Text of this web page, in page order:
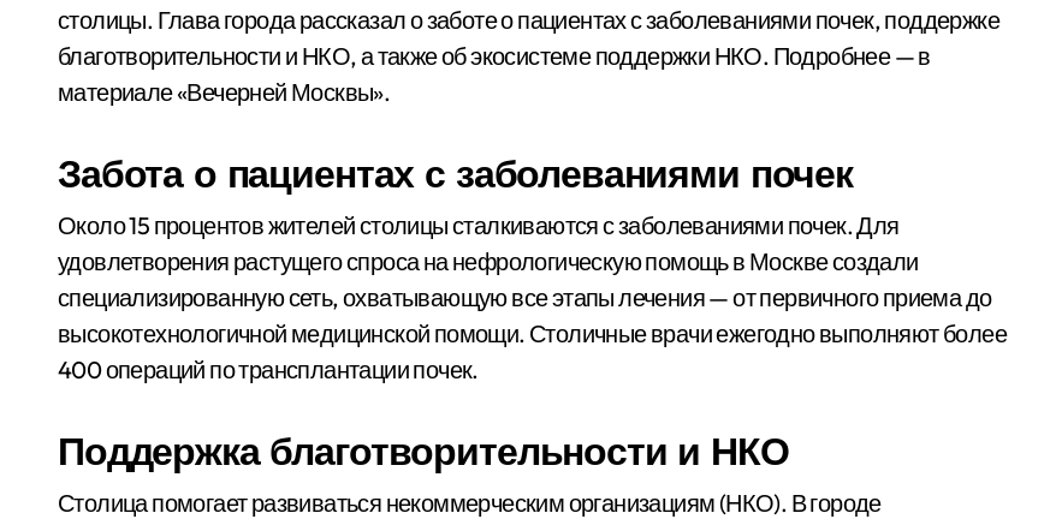
столицы. Глава города рассказал о заботе о пациентах с заболеваниями почек, поддержке
благотворительности и НКО, а также об экосистеме поддержки НКО. Подробнее — в
материале «Вечерней Москвы».
Забота о пациентах с заболеваниями почек
Около 15 процентов жителей столицы сталкиваются с заболеваниями почек. Для
удовлетворения растущего спроса на нефрологическую помощь в Москве создали
специализированную сеть, охватывающую все этапы лечения — от первичного приема до
высокотехнологичной медицинской помощи. Столичные врачи ежегодно выполняют более
400 операций по трансплантации почек.
Поддержка благотворительности и НКО
Столица помогает развиваться некоммерческим организациям (НКО). В городе